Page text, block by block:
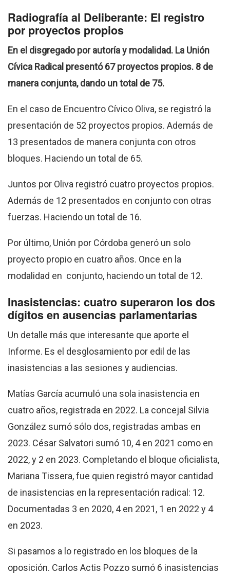
Radiografía al Deliberante: El registro
por proyectos propios
En el disgregado por autoría y modalidad. La Unión
Cívica Radical presentó 67 proyectos propios. 8 de
manera conjunta, dando un total de 75.
En el caso de Encuentro Cívico Oliva, se registró la
presentación de 52 proyectos propios. Además de
13 presentados de manera conjunta con otros
bloques. Haciendo un total de 65.
Juntos por Oliva registró cuatro proyectos propios.
Además de 12 presentados en conjunto con otras
fuerzas. Haciendo un total de 16.
Por último, Unión por Córdoba generó un solo
proyecto propio en cuatro años. Once en la
modalidad en conjunto, haciendo un total de 12.
Inasistencias: cuatro superaron los dos
dígitos en ausencias parlamentarias
Un detalle más que interesante que aporte el
Informe. Es el desglosamiento por edil de las
inasistencias a las sesiones y audiencias.
Matías García acumuló una sola inasistencia en
cuatro años, registrada en 2022. La concejal Silvia
González sumó sólo dos, registradas ambas en
2023. César Salvatori sumó 10, 4 en 2021 como en
2022, y 2 en 2023. Completando el bloque oficialista,
Mariana Tissera, fue quien registró mayor cantidad
de inasistencias en la representación radical: 12.
Documentadas 3 en 2020, 4 en 2021, 1 en 2022 y 4
en 2023.
Si pasamos a lo registrado en los bloques de la
oposición. Carlos Actis Pozzo sumó 6 inasistencias